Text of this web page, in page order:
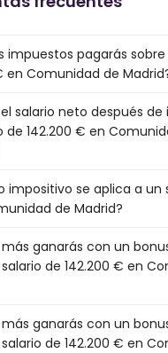
impuestos pagarás
en Comunidad de
salario neto después
de 142.200 € en
impositivo se aplica a un
de Madrid?
ganarás con un
de 142.200 € en
ganarás con un
de 142.200 € en